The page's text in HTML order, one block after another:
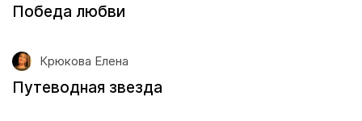
Победа любви
Крюкова Елена
Путеводная звезда